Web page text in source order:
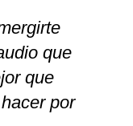
que
que
por